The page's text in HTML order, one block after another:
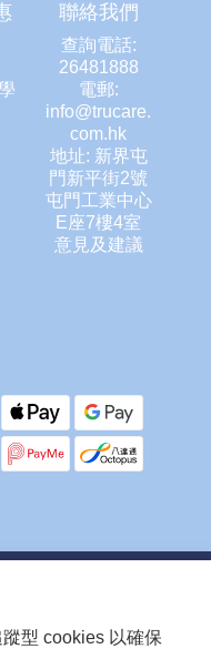
型 cookies 以確保
聯絡我們
查詢電話:
26481888
電郵:
info@trucare.
com.hk
地址: 新界屯
門新平街2號
屯門工業中心
E座7樓4室
意見及建議
付款方式為系統自動確認，多謝留